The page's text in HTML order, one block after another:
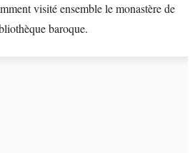
visité ensemble le monastère de
baroque.